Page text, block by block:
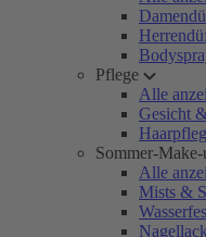
Pflege
Alle
Gesicht
Sommer-
Alle
Mists &
Nagellack